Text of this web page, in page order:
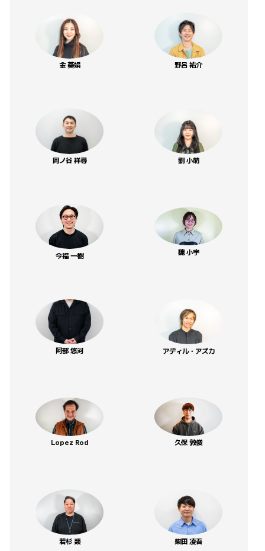
金 葵娟 野呂 祐介
岡ノ谷 祥尋 劉 小萌
今福 一樹 魏 小宇
阿部 悠河 アディル・アズカ
Lopez Rod 久保 敦俊
若杉 類 柴田 凌吾